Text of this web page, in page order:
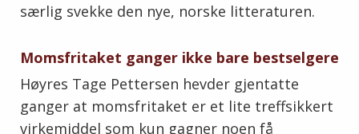
særlig svekke den nye, norske litteraturen.
Momsfritaket ganger ikke bare bestselgere
Høyres Tage Pettersen hevder gjentatte
ganger at momsfritaket er et lite treffsikkert
virkemiddel som kun gagner noen få